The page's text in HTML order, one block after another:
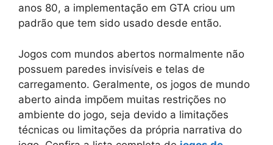
anos 80, a implementação em GTA criou um
padrão que tem sido usado desde então.
Jogos com mundos abertos normalmente não
possuem paredes invisíveis e telas de
carregamento. Geralmente, os jogos de mundo
aberto ainda impõem muitas restrições no
ambiente do jogo, seja devido a limitações
técnicas ou limitações da própria narrativa do